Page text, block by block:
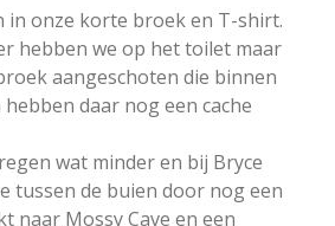
in onze korte broek en T-shirt.
hebben we op het toilet maar
aangeschoten die binnen
daar nog een cache
wat minder en bij Bryce
tussen de buien door nog een
naar Mossy Cave en een